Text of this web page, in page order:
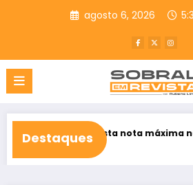
agosto 6, 2026
Destaques
nota máxima no Ideb e volta a